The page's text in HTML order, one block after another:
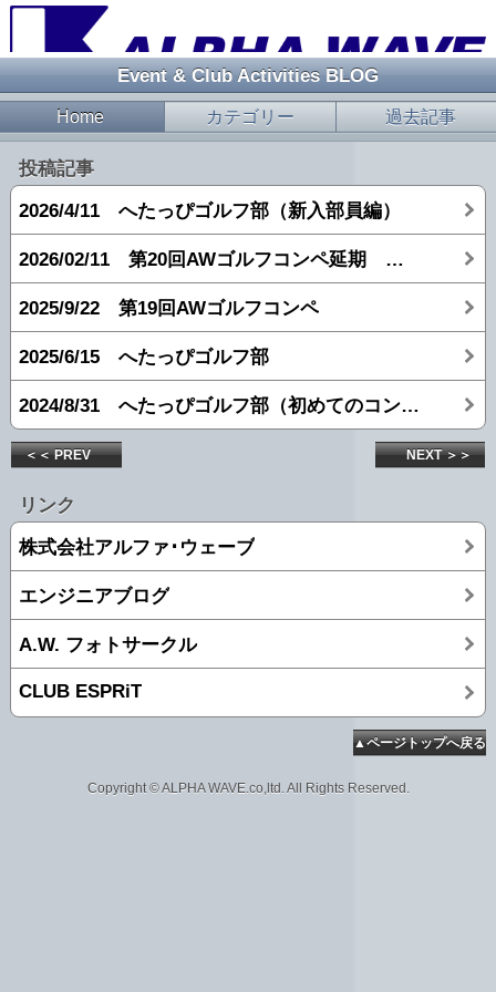
Event & Club Activities BLOG
Home カテゴリー 過去記事
投稿記事
2026/4/11 へたっぴゴルフ部（新入部員編）
2026/02/11 第20回AWゴルフコンペ延期 → 打ちっぱなし
2025/9/22 第19回AWゴルフコンペ
2025/6/15 へたっぴゴルフ部
2024/8/31 へたっぴゴルフ部（初めてのコンペ編）
＜＜ PREV NEXT ＞＞
リンク
株式会社アルファ･ウェーブ
エンジニアブログ
A.W. フォトサークル
CLUB ESPRiT
▲ページトップへ戻る
Copyright © ALPHA WAVE.co,ltd. All Rights Reserved.